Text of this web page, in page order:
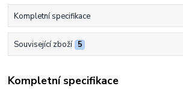
Kompletní specifikace
Související zboží 5
Kompletní specifikace